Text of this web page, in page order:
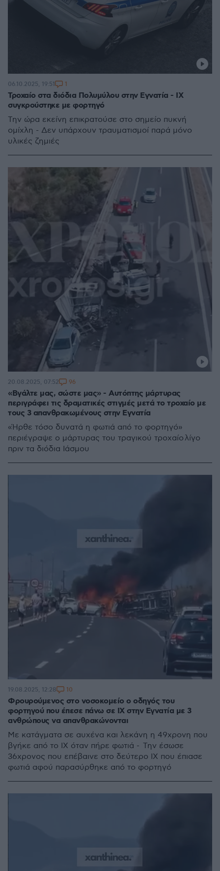
Τροχαίο στα διόδια Πολυμύλου στην Εγνατία - ΙΧ
συγκρούστηκε με φορτηγό
Την ώρα εκείνη επικρατούσε στο σημείο πυκνή
ομίχλη - Δεν υπάρχουν τραυματισμοί παρά μόνο
υλικές ζημιές
06.10.2025, 19:51 1
«Βγάλτε μας, σώστε μας» - Αυτόπτης μάρτυρας
περιγράφει τις δραματικές στιγμές μετά το τροχαίο με
τους 3 απανθρακωμένους στην Εγνατία
«Ήρθε τόσο δυνατά η φωτιά από το φορτηγό»
περιέγραψε ο μάρτυρας του τραγικού τροχαίο λίγο
πριν τα διόδια Ιάσμου
20.08.2025, 07:52 96
Φρουρούμενος στο νοσοκομείο ο οδηγός του
φορτηγού που έπεσε πάνω σε ΙΧ στην Εγνατία με 3
ανθρώπους να απανθρακώνονται
Με κατάγματα σε αυχένα και λεκάνη η 49χρονη που
βγήκε από το ΙΧ όταν πήρε φωτιά - Την έσωσε
36χρονος που επέβαινε στο δεύτερο ΙΧ που έπιασε
φωτιά αφού παρασύρθηκε από το φορτηγό
19.08.2025, 12:28 10